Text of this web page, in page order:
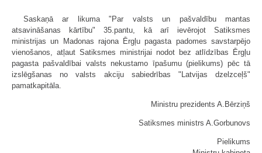
Saskaņā ar likuma "Par valsts un pašvaldību mantas
atsavināšanas kārtību" 35.pantu, kā arī ievērojot Satiksmes
ministrijas un Madonas rajona Ērgļu pagasta padomes savstarpējo
vienošanos, atļaut Satiksmes ministrijai nodot bez atlīdzības Ērgļu
pagasta pašvaldībai valsts nekustamo īpašumu (pielikums) pēc tā
izslēgšanas no valsts akciju sabiedrības "Latvijas dzelzceļš"
pamatkapitāla.
Ministru prezidents A.Bērziņš
Satiksmes ministrs A.Gorbunovs
Pielikums